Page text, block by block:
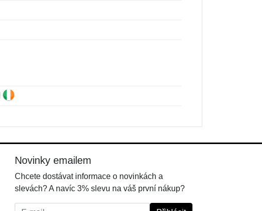
Novinky emailem
Chcete dostávat informace o novinkách a
slevách? A navíc 3% slevu na váš první nákup?
E-mail: